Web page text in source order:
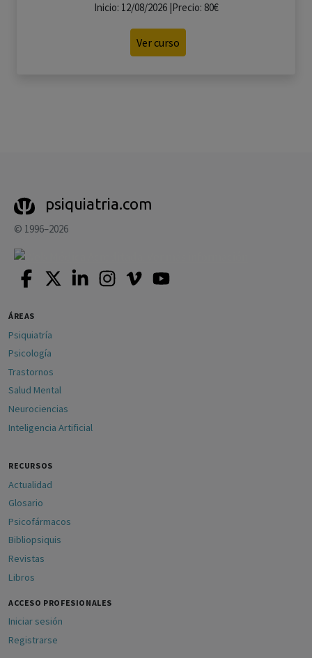
Inicio: 12/08/2026 |Precio: 80€
Ver curso
psiquiatria.com
© 1996–2026
ÁREAS
Psiquiatría
Psicología
Trastornos
Salud Mental
Neurociencias
Inteligencia Artificial
RECURSOS
Actualidad
Glosario
Psicofármacos
Bibliopsiquis
Revistas
Libros
ACCESO PROFESIONALES
Iniciar sesión
Registrarse